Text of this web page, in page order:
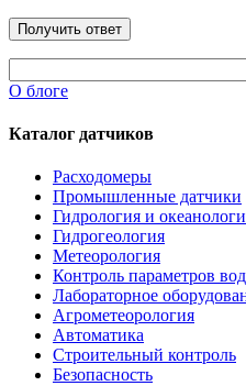
О блоге
Каталог датчиков
Расходомеры
Промышленные датчики
Гидрология и
Гидрогеология
Метеорология
Контроль параметров
Лабораторное
Агрометеорология
Автоматика
Строительный контроль
Безопасность